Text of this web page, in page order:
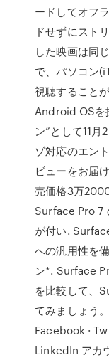
ードしてオフ
ドせずにスト
した映画は同
で、パソコン
視聴すること
Android OSを
ン”として11
ゾ対応のエン
ビューをお届
売価格3万
Surface Pro 7
が付い.
への汎用性を
ン*. Surface
を比較して、
てみましょう
Facebook ·
LinkedIn アカ